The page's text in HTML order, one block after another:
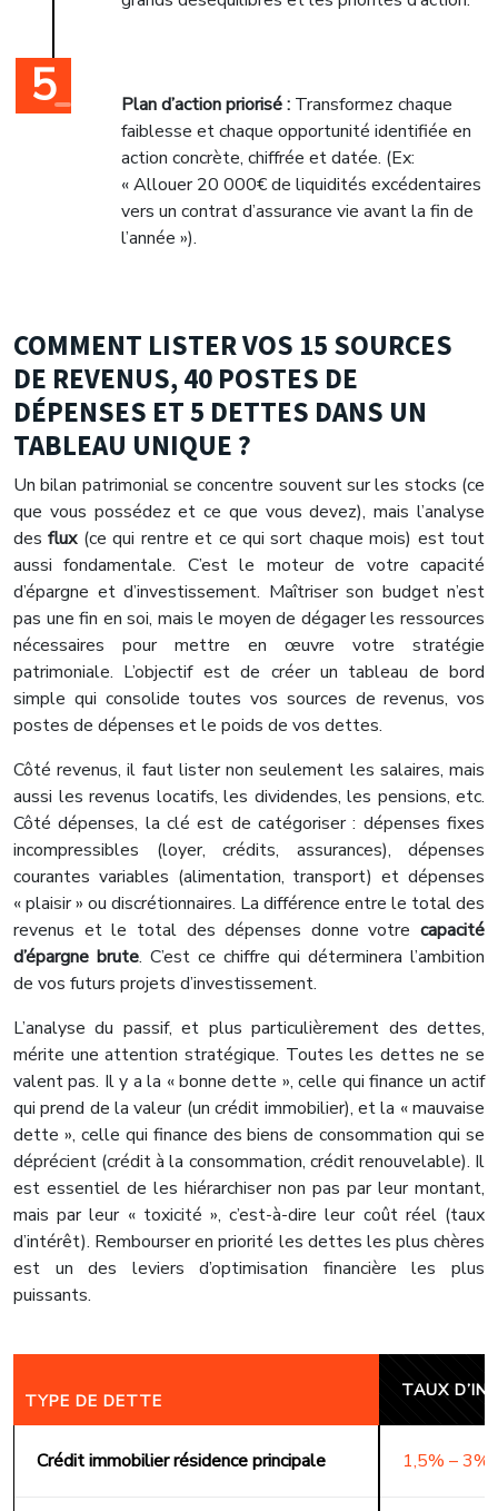
Plan d’action priorisé : Transformez chaque
faiblesse et chaque opportunité identifiée en
action concrète, chiffrée et datée. (Ex:
« Allouer 20 000€ de liquidités excédentaires
vers un contrat d’assurance vie avant la fin de
l’année »).
COMMENT LISTER VOS 15 SOURCES
DE REVENUS, 40 POSTES DE
DÉPENSES ET 5 DETTES DANS UN
TABLEAU UNIQUE ?
Un bilan patrimonial se concentre souvent sur les stocks (ce
que vous possédez et ce que vous devez), mais l’analyse
desflux(ce qui rentre et ce qui sort chaque mois) est tout
aussi fondamentale. C’est le moteur de votre capacité
d’épargne et d’investissement. Maîtriser son budget n’est
pas une fin en soi, mais le moyen de dégager les ressources
nécessaires pour mettre en œuvre votre stratégie
patrimoniale. L’objectif est de créer un tableau de bord
simple qui consolide toutes vos sources de revenus, vos
postes de dépenses et le poids de vos dettes.
Côté revenus, il faut lister non seulement les salaires, mais
aussi les revenus locatifs, les dividendes, les pensions, etc.
Côté dépenses, la clé est de catégoriser : dépenses fixes
incompressibles (loyer, crédits, assurances), dépenses
courantes variables (alimentation, transport) et dépenses
« plaisir » ou discrétionnaires. La différence entre le total des
revenus et le total des dépenses donne votre capacité
d’épargne brute. C’est ce chiffre qui déterminera l’ambition
de vos futurs projets d’investissement.
L’analyse du passif, et plus particulièrement des dettes,
mérite une attention stratégique. Toutes les dettes ne se
valent pas. Il y a la « bonne dette », celle qui finance un actif
qui prend de la valeur (un crédit immobilier), et la « mauvaise
dette », celle qui finance des biens de consommation qui se
déprécient (crédit à la consommation, crédit renouvelable). Il
est essentiel de les hiérarchiser non pas par leur montant,
mais par leur « toxicité », c’est-à-dire leur coût réel (taux
d’intérêt). Rembourser en priorité les dettes les plus chères
est un des leviers d’optimisation financière les plus
puissants.
TYPE DE DETTE TAUX
Crédit immobilier résidence principale 1,5% – 3%